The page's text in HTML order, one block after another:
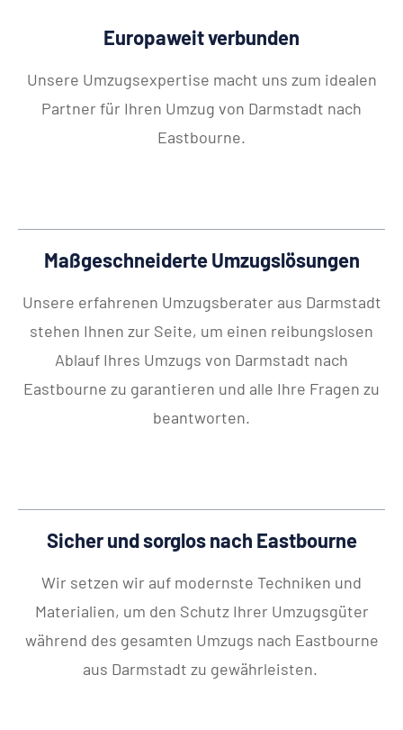
Europaweit verbunden
Unsere Umzugsexpertise macht uns zum idealen
Partner für Ihren Umzug von Darmstadt nach
Eastbourne.
Maßgeschneiderte Umzugslösungen
Unsere erfahrenen Umzugsberater aus Darmstadt
stehen Ihnen zur Seite, um einen reibungslosen
Ablauf Ihres Umzugs von Darmstadt nach
Eastbourne zu garantieren und alle Ihre Fragen zu
beantworten.
Sicher und sorglos nach Eastbourne
Wir setzen wir auf modernste Techniken und
Materialien, um den Schutz Ihrer Umzugsgüter
während des gesamten Umzugs nach Eastbourne
aus Darmstadt zu gewährleisten.